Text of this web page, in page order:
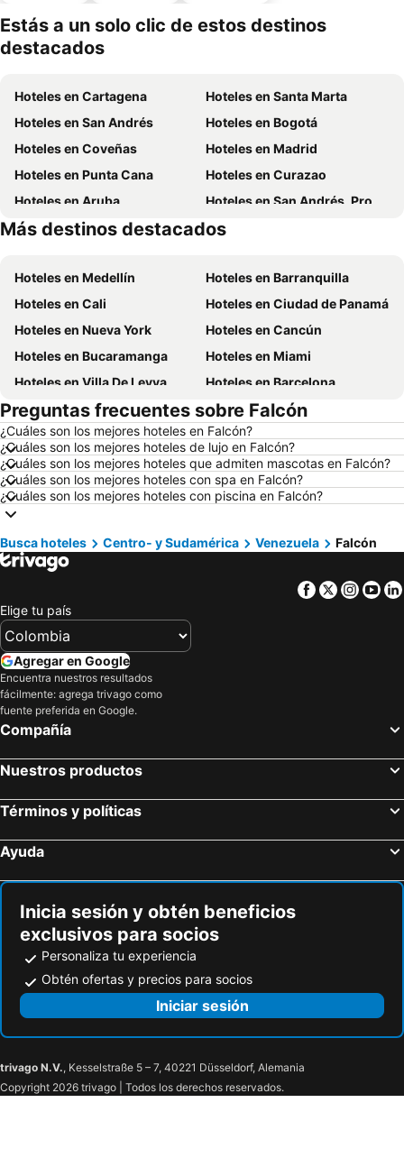
miento
Estás a un solo clic de estos destinos
destacados
Hoteles en Cartagena
Hoteles en Santa Marta
Hoteles en San Andrés
Hoteles en Bogotá
Hoteles en Coveñas
Hoteles en Madrid
Hoteles en Punta Cana
Hoteles en Curazao
Hoteles en Aruba
Hoteles en San Andrés, Providencia and Santa Catalina
Hoteles en Cundinamarca
Hoteles en República Dominicana
Más destinos destacados
Hoteles en Medellín
Hoteles en Barranquilla
Hoteles en Cali
Hoteles en Ciudad de Panamá
Hoteles en Nueva York
Hoteles en Cancún
Hoteles en Bucaramanga
Hoteles en Miami
Hoteles en Villa De Leyva
Hoteles en Barcelona
Hoteles en Melgar
Hoteles en París
Hoteles en Roma
Hoteles en Ciudad de México
Hoteles en Pereira
Hoteles en Orlando
Hoteles en Villavicencio
Hoteles en Río de Janeiro
Hoteles en Girardot
Hoteles en Santiago de Chile
Hoteles en Los Cabos
Hoteles en Colombia
Hoteles en Risaralda
Hoteles en EE. UU.
Hoteles en Argentina
Hoteles en Amazonas
Hoteles en España
Hoteles en Eje Cafetero
Preguntas frecuentes sobre Falcón
¿Cuáles son los mejores hoteles en Falcón?
¿Cuáles son los mejores hoteles de lujo en Falcón?
¿Cuáles son los mejores hoteles que admiten mascotas en Falcón?
¿Cuáles son los mejores hoteles con spa en Falcón?
¿Cuáles son los mejores hoteles con piscina en Falcón?
Busca hoteles Centro- y Sudamérica Venezuela Falcón
Facebook
Twitter
Elige tu país
Agregar en Google
Encuentra nuestros resultados
fácilmente: agrega trivago como
fuente preferida en Google.
Compañía
Nuestros productos
Términos y políticas
Ayuda
Inicia sesión y obtén beneficios
exclusivos para socios
Personaliza tu experiencia
Obtén ofertas y precios para socios
Iniciar sesión
trivago N.V., Kesselstraße 5 – 7, 40221 Düsseldorf, Alemania
Copyright 2026 trivago | Todos los derechos reservados.